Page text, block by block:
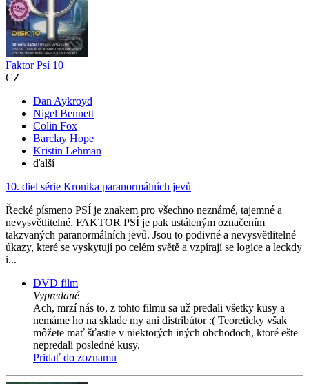
Faktor Psí 10
CZ
Dan Aykroyd
Nigel Bennett
Colin Fox
Barclay Hope
Kristin Lehman
ďalší
10. diel série Kronika paranormálních jevů
Řecké písmeno PSÍ je znakem pro všechno neznámé, tajemné a
nevysvětlitelné. FAKTOR PSÍ je pak ustáleným označením
takzvaných paranormálních jevů. Jsou to podivné a nevysvětlitelné
úkazy, které se vyskytují po celém světě a vzpírají se logice a leckdy
i...
DVD film
Vypredané
Ach, mrzí nás to, z tohto filmu sa už predali všetky kusy a
nemáme ho na sklade my ani distribútor :( Teoreticky však
môžete mať šťastie v niektorých iných obchodoch, ktoré ešte
nepredali posledné kusy.
Pridať do zoznamu